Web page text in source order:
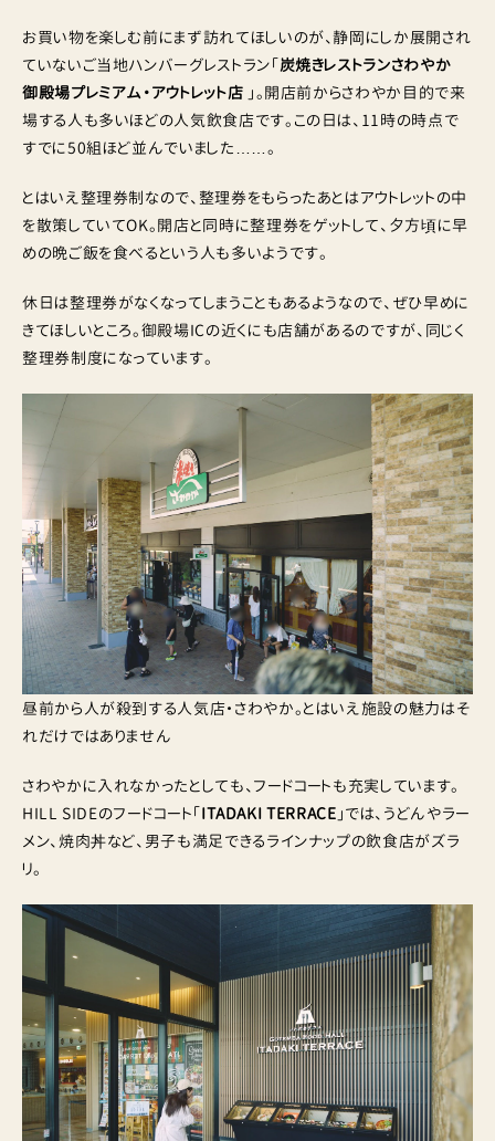
お買い物を楽しむ前にまず訪れてほしいのが、静岡にしか展開され
ていないご当地ハンバーグレストラン「炭焼きレストランさわやか
御殿場プレミアム・アウトレット店 」。開店前からさわやか目的で来
場する人も多いほどの人気飲食店です。この日は、11時の時点で
すでに50組ほど並んでいました……。
とはいえ整理券制なので、整理券をもらったあとはアウトレットの中
を散策していてOK。開店と同時に整理券をゲットして、夕方頃に早
めの晩ご飯を食べるという人も多いようです。
休日は整理券がなくなってしまうこともあるようなので、ぜひ早めに
きてほしいところ。御殿場ICの近くにも店舗があるのですが、同じく
整理券制度になっています。
昼前から人が殺到する人気店・さわやか。とはいえ施設の魅力はそ
れだけではありません
さわやかに入れなかったとしても、フードコートも充実しています。
HILL SIDEのフードコート「ITADAKI TERRACE 」では、うどんやラー
メン、焼肉丼など、男子も満足できるラインナップの飲食店がズラ
リ。